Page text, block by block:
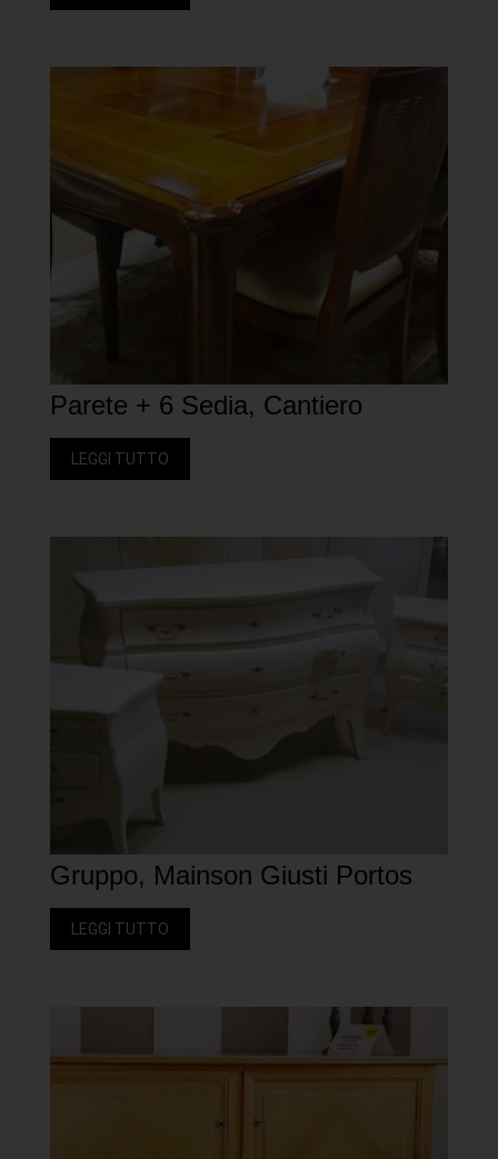
Parete + 6 Sedia, Cantiero
LEGGI TUTTO
Gruppo, Mainson Giusti Portos
LEGGI TUTTO